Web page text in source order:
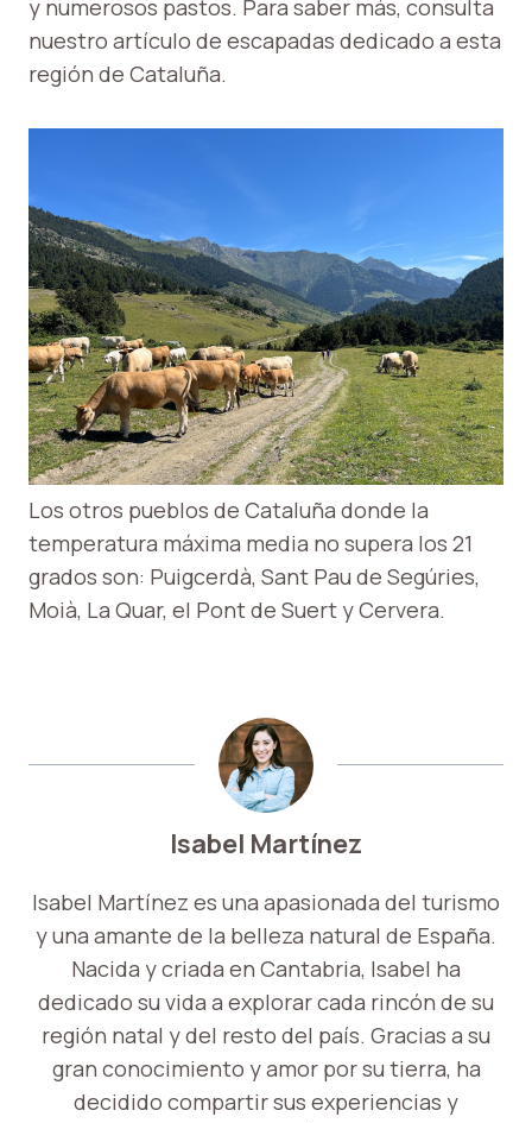
y numerosos pastos. Para saber más, consulta
nuestro artículo de escapadas dedicado a esta
región de Cataluña.
Los otros pueblos de Cataluña donde la
temperatura máxima media no supera los 21
grados son: Puigcerdà, Sant Pau de Segúries,
Moià, La Quar, el Pont de Suert y Cervera.
Isabel Martínez
Isabel Martínez es una apasionada del turismo
y una amante de la belleza natural de España.
Nacida y criada en Cantabria, Isabel ha
dedicado su vida a explorar cada rincón de su
región natal y del resto del país. Gracias a su
gran conocimiento y amor por su tierra, ha
decidido compartir sus experiencias y